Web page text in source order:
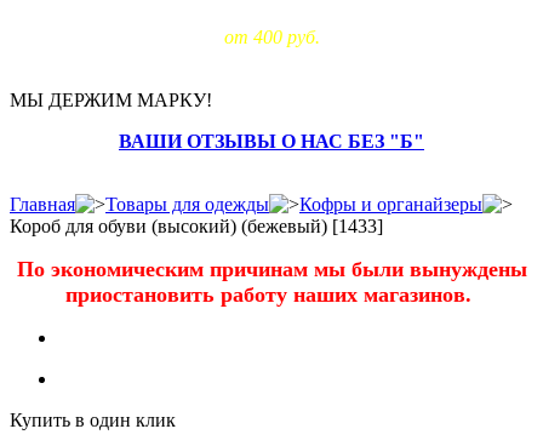
от 400 руб.
МЫ ДЕРЖИМ МАРКУ!
ВАШИ ОТЗЫВЫ О НАС БЕЗ "Б"
Главная Товары для одежды
Кофры и органайзеры
Короб для обуви (высокий) (бежевый) [1433]
По экономическим причинам мы были вынуждены
приостановить работу наших магазинов.
Купить в один клик